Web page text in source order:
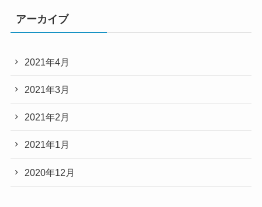
アーカイブ
2021年4月
2021年3月
2021年2月
2021年1月
2020年12月